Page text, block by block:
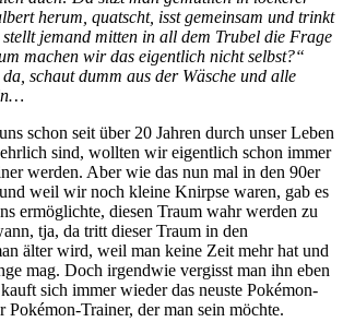
herum, quatscht, isst gemeinsam und trinkt
jemand mitten in all dem Trubel die Frage
machen wir das eigentlich nicht selbst?“
schaut dumm aus der Wäsche und alle
schon seit über 20 Jahren durch unser Leben
sind, wollten wir eigentlich schon immer
werden. Aber wie das nun mal in den 90er
weil wir noch kleine Knirpse waren, gab es
ermöglichte, diesen Traum wahr werden zu
tja, da tritt dieser Traum in den
älter wird, weil man keine Zeit mehr hat und
mag. Doch irgendwie vergisst man ihn eben
sich immer wieder das neuste Pokémon-
Pokémon-Trainer, der man sein möchte.